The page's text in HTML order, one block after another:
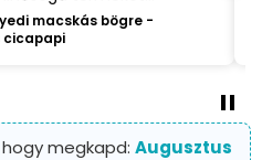
macskás bögre -
cicapapi
megkapd: Augusztus